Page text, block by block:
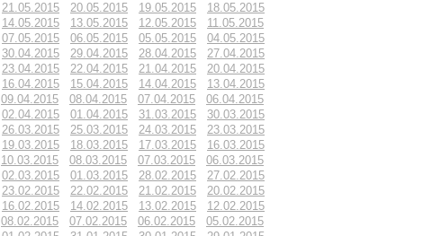
21.05.2015 20.05.2015 19.05.2015
18.05.2015
14.05.2015 13.05.2015 12.05.2015
11.05.2015
07.05.2015 06.05.2015 05.05.2015
04.05.2015
30.04.2015 29.04.2015 28.04.2015
27.04.2015
23.04.2015 22.04.2015 21.04.2015
20.04.2015
16.04.2015 15.04.2015 14.04.2015
13.04.2015
09.04.2015 08.04.2015 07.04.2015
06.04.2015
02.04.2015 01.04.2015 31.03.2015
30.03.2015
26.03.2015 25.03.2015 24.03.2015
23.03.2015
19.03.2015 18.03.2015 17.03.2015
16.03.2015
10.03.2015 08.03.2015 07.03.2015
06.03.2015
02.03.2015 01.03.2015 28.02.2015
27.02.2015
23.02.2015 22.02.2015 21.02.2015
20.02.2015
16.02.2015 14.02.2015 13.02.2015
12.02.2015
08.02.2015 07.02.2015 06.02.2015
05.02.2015